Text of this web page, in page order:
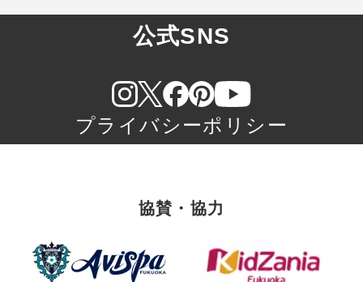
公式SNS
プライバシーポリシー
協賛・協力